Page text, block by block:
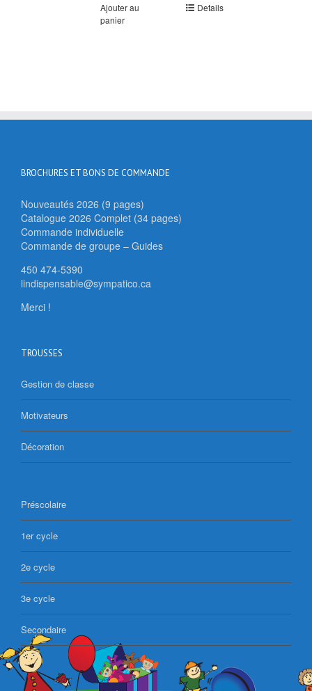
Ajouter au
panier
Details
BROCHURES ET BONS DE COMMANDE
Nouveautés 2026 (9 pages)
Catalogue 2026 Complet (34 pages)
Commande individuelle
Commande de groupe – Guides
450 474-5390
lindispensable@sympatico.ca
Merci !
TROUSSES
Gestion de classe
Motivateurs
Décoration
Préscolaire
1er cycle
2e cycle
3e cycle
Secondaire